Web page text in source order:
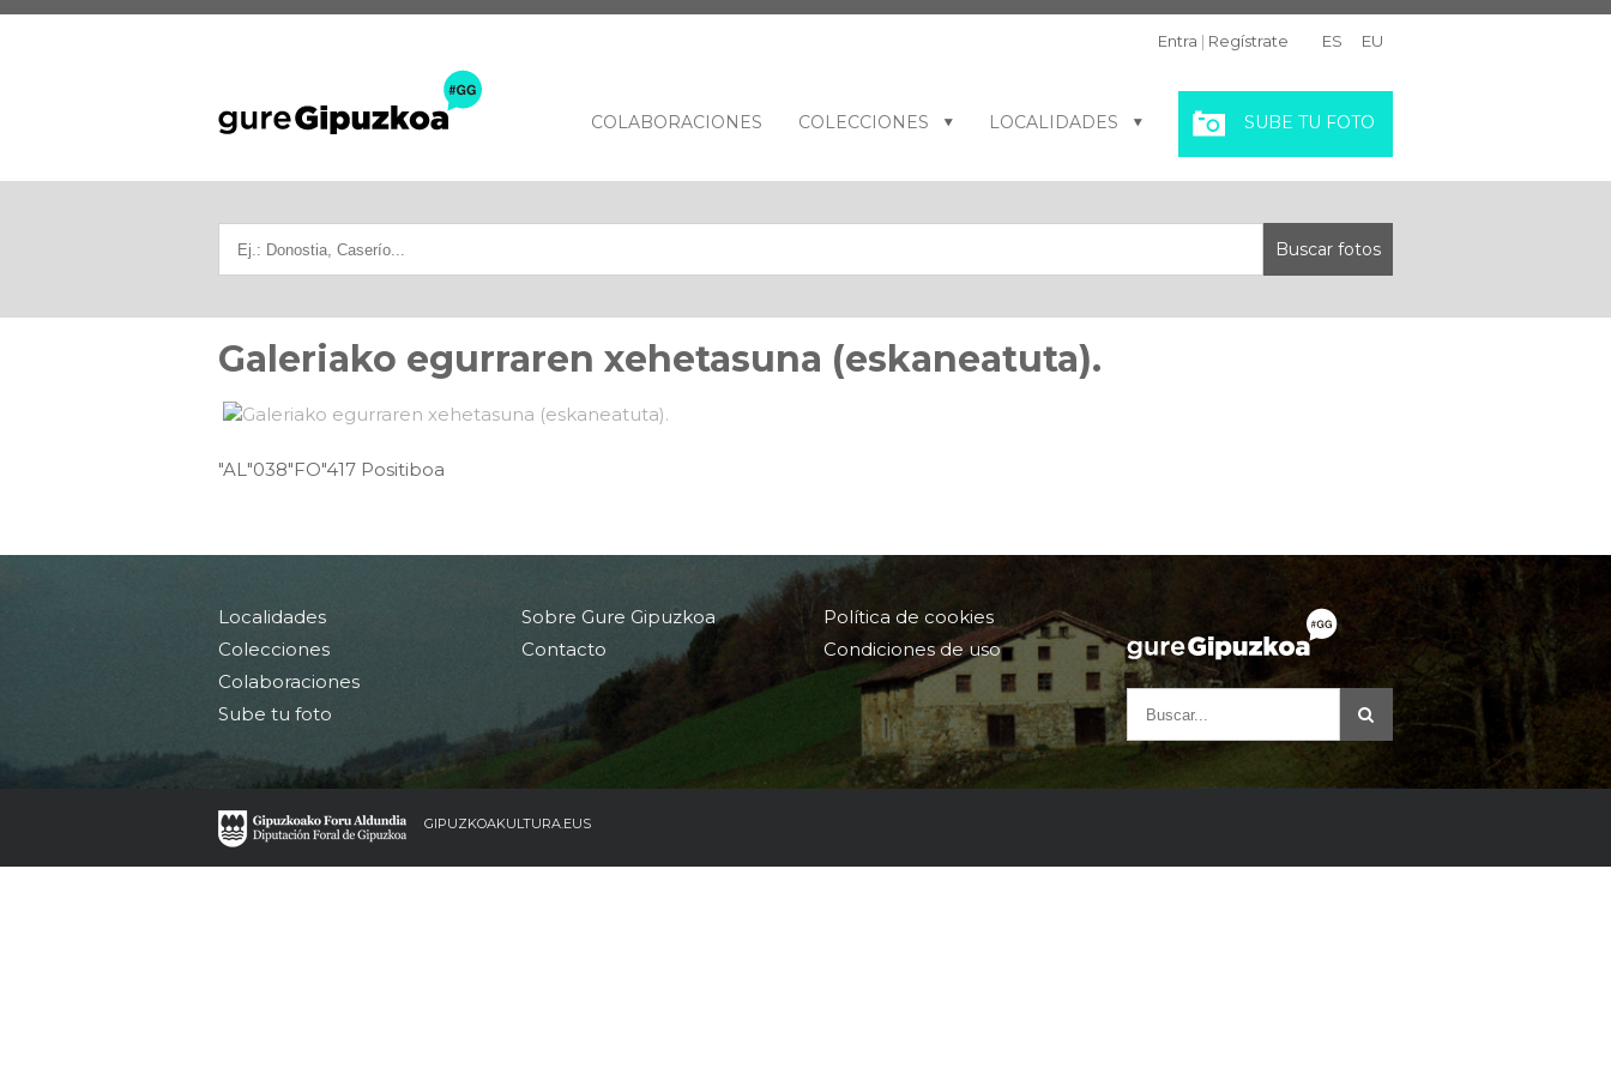
Entra | Regístrate ES EU
COLABORACIONES COLECCIONES LOCALIDADES SUBE TU FOTO
Galeriako egurraren xehetasuna (eskaneatuta).
"AL"038"FO"417 Positiboa
Localidades
Colecciones
Colaboraciones
Sube tu foto
Sobre Gure Gipuzkoa
Contacto
Política de cookies
Condiciones de uso
GIPUZKOAKULTURA.EUS